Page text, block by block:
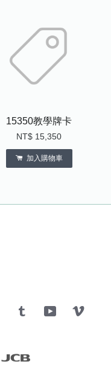
15350教學牌卡
NT$ 15,350
加入購物車
InstagramTumblr YouTube
American